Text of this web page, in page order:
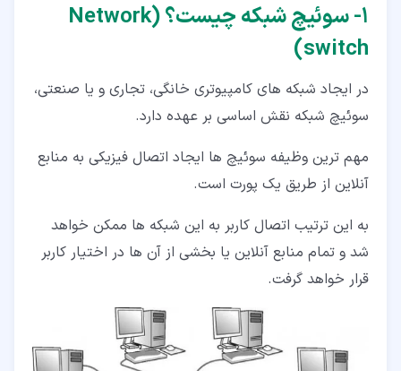
۱‏- سوئیچ شبکه چیست؟ (Network
switch)
در ایجاد شبکه های کامپیوتری خانگی، تجاری و یا صنعتی،
سوئیچ شبکه نقش اساسی بر عهده دارد.
مهم ترین وظیفه سوئیچ ها ایجاد اتصال فیزیکی به منابع
آنلاین از طریق یک پورت است.
به این ترتیب اتصال کاربر به این شبکه ها ممکن خواهد
شد و تمام منابع آنلاین یا بخشی از آن ها در اختیار کاربر
قرار خواهد گرفت.